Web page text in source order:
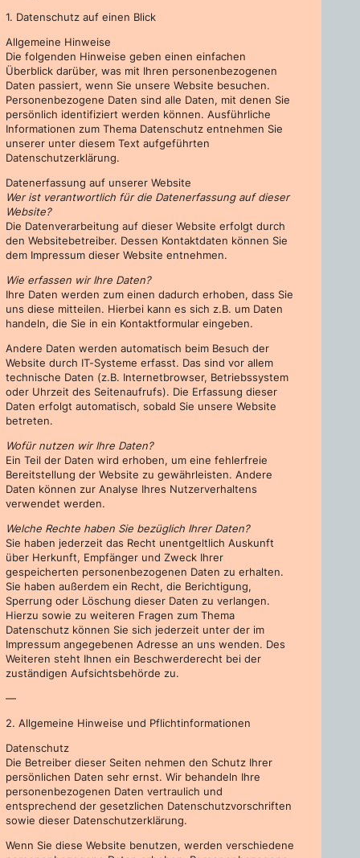
1. Datenschutz auf einen Blick
Allgemeine Hinweise
Die folgenden Hinweise geben einen einfachen
Überblick darüber, was mit Ihren personenbezogenen
Daten passiert, wenn Sie unsere Website besuchen.
Personenbezogene Daten sind alle Daten, mit denen Sie
persönlich identifiziert werden können. Ausführliche
Informationen zum Thema Datenschutz entnehmen Sie
unserer unter diesem Text aufgeführten
Datenschutzerklärung.
Datenerfassung auf unserer Website
Wer ist verantwortlich für die Datenerfassung auf dieser
Website?
Die Datenverarbeitung auf dieser Website erfolgt durch
den Websitebetreiber. Dessen Kontaktdaten können Sie
dem Impressum dieser Website entnehmen.
Wie erfassen wir Ihre Daten?
Ihre Daten werden zum einen dadurch erhoben, dass Sie
uns diese mitteilen. Hierbei kann es sich z.B. um Daten
handeln, die Sie in ein Kontaktformular eingeben.
Andere Daten werden automatisch beim Besuch der
Website durch IT-Systeme erfasst. Das sind vor allem
technische Daten (z.B. Internetbrowser, Betriebssystem
oder Uhrzeit des Seitenaufrufs). Die Erfassung dieser
Daten erfolgt automatisch, sobald Sie unsere Website
betreten.
Wofür nutzen wir Ihre Daten?
Ein Teil der Daten wird erhoben, um eine fehlerfreie
Bereitstellung der Website zu gewährleisten. Andere
Daten können zur Analyse Ihres Nutzerverhaltens
verwendet werden.
Welche Rechte haben Sie bezüglich Ihrer Daten?
Sie haben jederzeit das Recht unentgeltlich Auskunft
über Herkunft, Empfänger und Zweck Ihrer
gespeicherten personenbezogenen Daten zu erhalten.
Sie haben außerdem ein Recht, die Berichtigung,
Sperrung oder Löschung dieser Daten zu verlangen.
Hierzu sowie zu weiteren Fragen zum Thema
Datenschutz können Sie sich jederzeit unter der im
Impressum angegebenen Adresse an uns wenden. Des
Weiteren steht Ihnen ein Beschwerderecht bei der
zuständigen Aufsichtsbehörde zu.
—
2. Allgemeine Hinweise und Pflichtinformationen
Datenschutz
Die Betreiber dieser Seiten nehmen den Schutz Ihrer
persönlichen Daten sehr ernst. Wir behandeln Ihre
personenbezogenen Daten vertraulich und
entsprechend der gesetzlichen Datenschutzvorschriften
sowie dieser Datenschutzerklärung.
Wenn Sie diese Website benutzen, werden verschiedene